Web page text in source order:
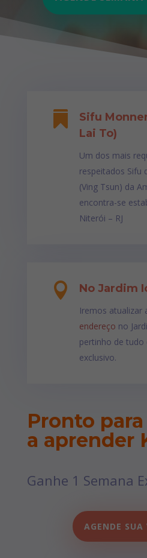

Sifu
Lai To)
Um dos mais
respeitados Sifu
(Ving Tsun) da
encontra-se
Niterói – RJ
 No Jardim
Iremos atualizar
endereço no
pertinho de tudo
exclusivo.
Pronto
a aprender
Ganhe 1 Semana
AGENDE